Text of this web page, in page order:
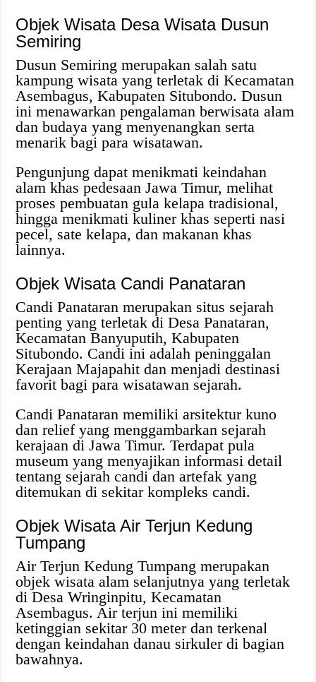
Objek Wisata Desa Wisata Dusun
Semiring
Dusun Semiring merupakan salah satu
kampung wisata yang terletak di Kecamatan
Asembagus, Kabupaten Situbondo. Dusun
ini menawarkan pengalaman berwisata alam
dan budaya yang menyenangkan serta
menarik bagi para wisatawan.
Pengunjung dapat menikmati keindahan
alam khas pedesaan Jawa Timur, melihat
proses pembuatan gula kelapa tradisional,
hingga menikmati kuliner khas seperti nasi
pecel, sate kelapa, dan makanan khas
lainnya.
Objek Wisata Candi Panataran
Candi Panataran merupakan situs sejarah
penting yang terletak di Desa Panataran,
Kecamatan Banyuputih, Kabupaten
Situbondo. Candi ini adalah peninggalan
Kerajaan Majapahit dan menjadi destinasi
favorit bagi para wisatawan sejarah.
Candi Panataran memiliki arsitektur kuno
dan relief yang menggambarkan sejarah
kerajaan di Jawa Timur. Terdapat pula
museum yang menyajikan informasi detail
tentang sejarah candi dan artefak yang
ditemukan di sekitar kompleks candi.
Objek Wisata Air Terjun Kedung
Tumpang
Air Terjun Kedung Tumpang merupakan
objek wisata alam selanjutnya yang terletak
di Desa Wringinpitu, Kecamatan
Asembagus. Air terjun ini memiliki
ketinggian sekitar 30 meter dan terkenal
dengan keindahan danau sirkuler di bagian
bawahnya.